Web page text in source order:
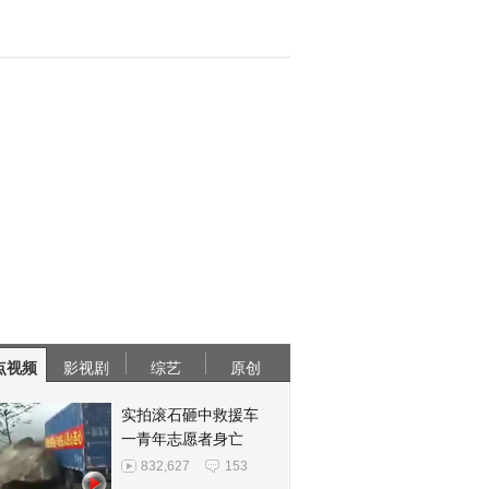
视频 影视剧 综艺 原创
实拍滚石砸中救援车
一青年志愿者身亡
832,627 153